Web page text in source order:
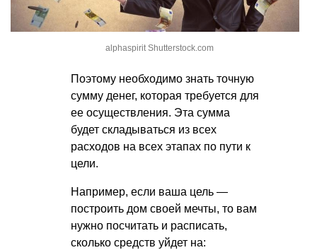
alphaspirit Shutterstock.com
Поэтому необходимо знать точную
сумму денег, которая требуется для
ее осуществления. Эта сумма
будет складываться из всех
расходов на всех этапах по пути к
цели.
Например, если ваша цель —
построить дом своей мечты, то вам
нужно посчитать и расписать,
сколько средств уйдет на: